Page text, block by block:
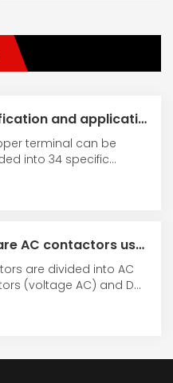
Classification and application range of copper terminals
terminal can be
into 34 specific
What are AC contactors used for?
are divided into AC
(voltage AC) and DC